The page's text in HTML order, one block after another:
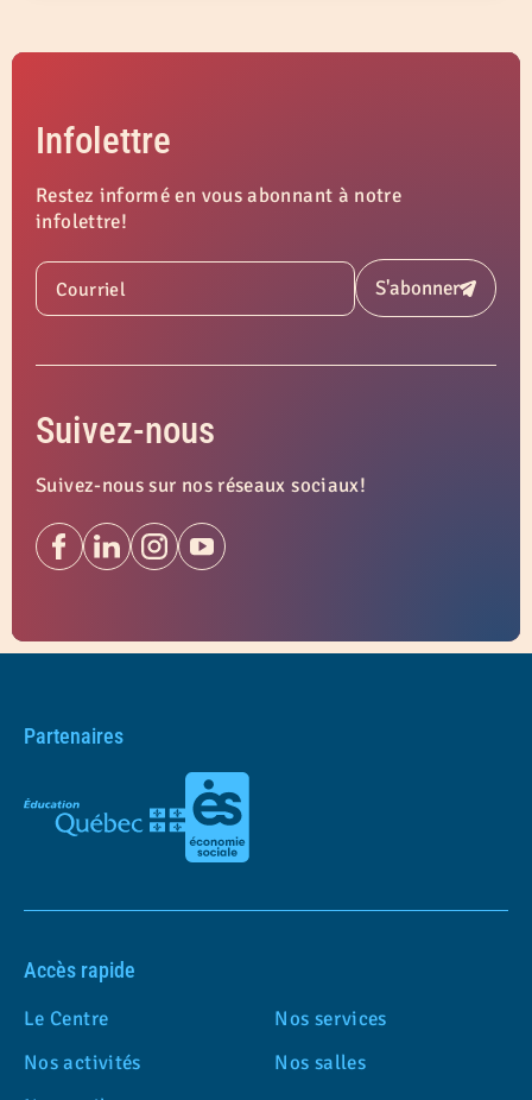
Infolettre
Restez informé en vous abonnant à notre
infolettre!
Courriel S'abonnerSoumettre
Suivez-nous
Suivez-nous sur nos réseaux sociaux!
Partenaires
Accès rapide
Le Centre
Nos services
Nos activités
Nos salles